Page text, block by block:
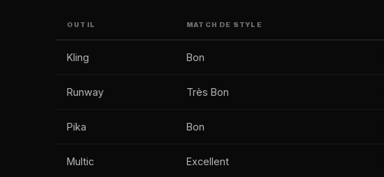
OUTIL MATCH DE STYLE
Kling Bon
Runway Très Bon
Pika Bon
Multic Excellent